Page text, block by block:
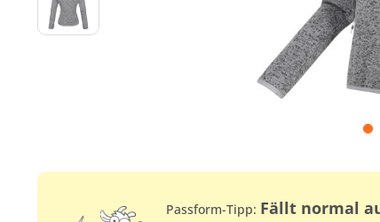
Passform-Tipp: Fällt normal